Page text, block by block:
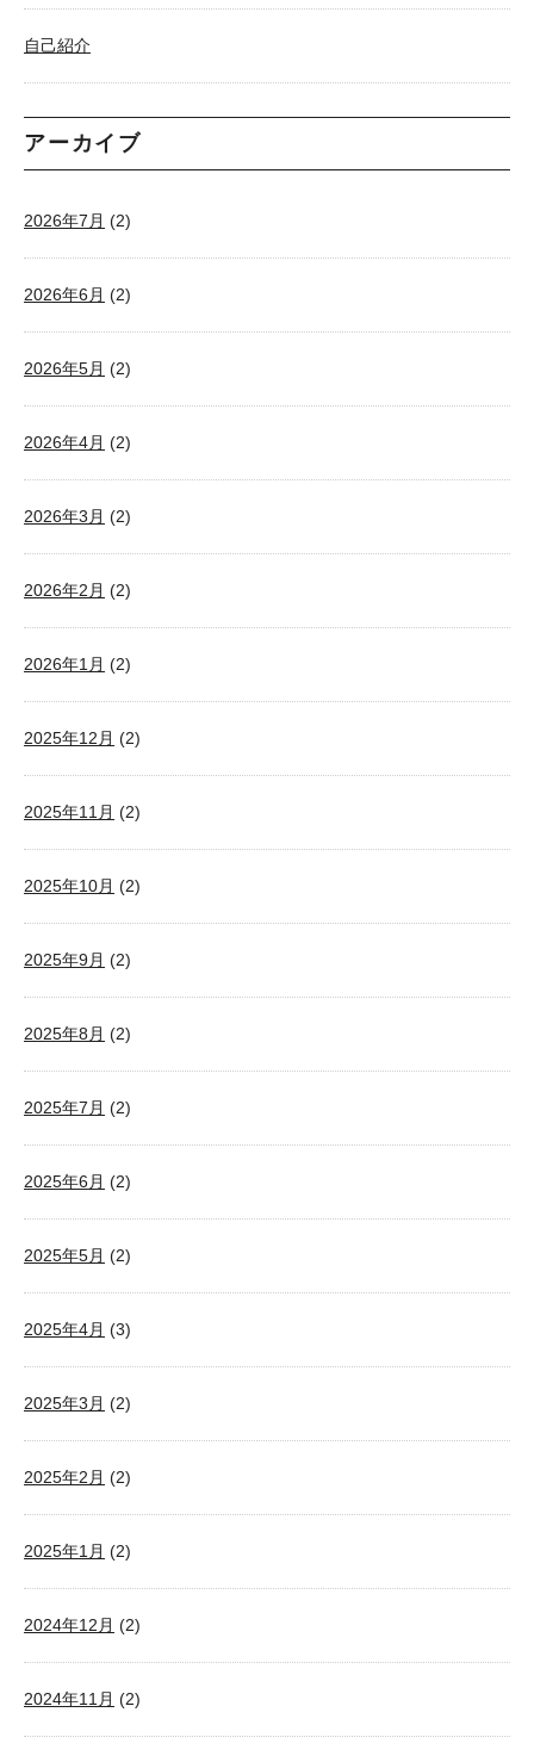
自己紹介
アーカイブ
2026年7月 (2)
2026年6月 (2)
2026年5月 (2)
2026年4月 (2)
2026年3月 (2)
2026年2月 (2)
2026年1月 (2)
2025年12月 (2)
2025年11月 (2)
2025年10月 (2)
2025年9月 (2)
2025年8月 (2)
2025年7月 (2)
2025年6月 (2)
2025年5月 (2)
2025年4月 (3)
2025年3月 (2)
2025年2月 (2)
2025年1月 (2)
2024年12月 (2)
2024年11月 (2)